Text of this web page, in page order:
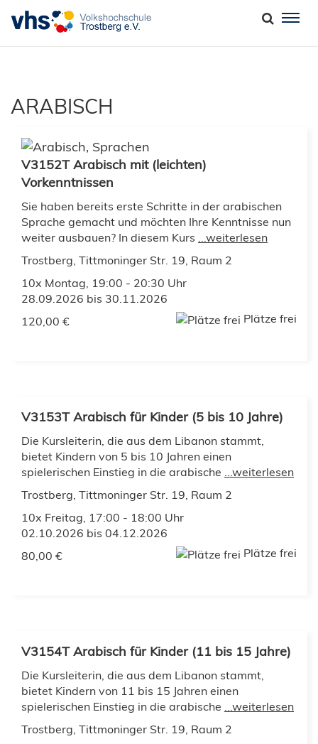
ARABISCH
V3152T Arabisch mit (leichten)
Vorkenntnissen
Sie haben bereits erste Schritte in der arabischen
Sprache gemacht und möchten Ihre Kenntnisse nun
weiter ausbauen? In diesem Kurs ...weiterlesen
Trostberg, Tittmoninger Str. 19, Raum 2
10x Montag, 19:00 - 20:30 Uhr
28.09.2026 bis 30.11.2026
120,00 €
Plätze frei
V3153T Arabisch für Kinder (5 bis 10 Jahre)
Die Kursleiterin, die aus dem Libanon stammt,
bietet Kindern von 5 bis 10 Jahren einen
spielerischen Einstieg in die arabische ...weiterlesen
Trostberg, Tittmoninger Str. 19, Raum 2
10x Freitag, 17:00 - 18:00 Uhr
02.10.2026 bis 04.12.2026
80,00 €
Plätze frei
V3154T Arabisch für Kinder (11 bis 15 Jahre)
Die Kursleiterin, die aus dem Libanon stammt,
bietet Kindern von 11 bis 15 Jahren einen
spielerischen Einstieg in die arabische ...weiterlesen
Trostberg, Tittmoninger Str. 19, Raum 2